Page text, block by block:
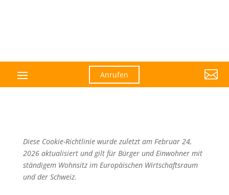
Anrufen 
Diese Cookie-Richtlinie wurde zuletzt am Februar 24,
2026 aktualisiert und gilt für Bürger und Einwohner mit
ständigem Wohnsitz im Europäischen Wirtschaftsraum
und der Schweiz.